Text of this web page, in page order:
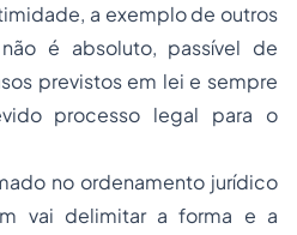
a exemplo de outros
é absoluto, passível de
previstos em lei e sempre
processo legal para o
no ordenamento jurídico
vai delimitar a forma e a